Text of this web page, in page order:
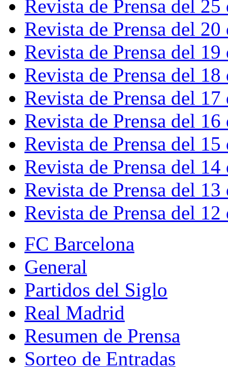
Revista de Prensa del
Revista de Prensa del
Revista de Prensa del
Revista de Prensa del
Revista de Prensa del
Revista de Prensa del
Revista de Prensa del
Revista de Prensa del
Revista de Prensa del
Revista de Prensa del
FC Barcelona
General
Partidos del Siglo
Real Madrid
Resumen de Prensa
Sorteo de Entradas